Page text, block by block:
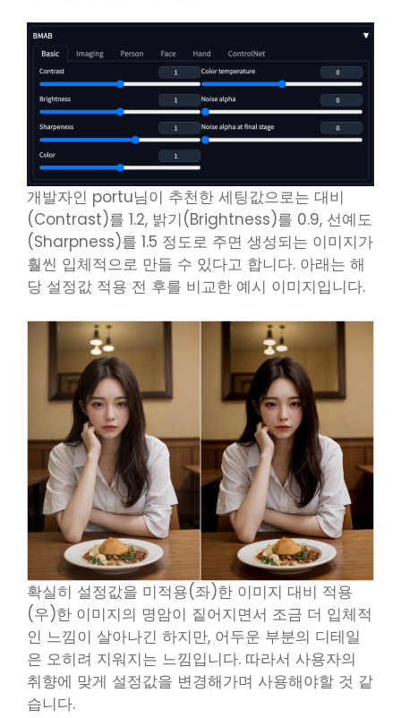
개발자인 portu님이 추천한 세팅값으로는 대비
(Contrast)를 1.2, 밝기(Brightness)를 0.9, 선예도
(Sharpness)를 1.5 정도로 주면 생성되는 이미지가
훨씬 입체적으로 만들 수 있다고 합니다. 아래는 해
당 설정값 적용 전 후를 비교한 예시 이미지입니다.
확실히 설정값을 미적용(좌)한 이미지 대비 적용
(우)한 이미지의 명암이 짙어지면서 조금 더 입체적
인 느낌이 살아나긴 하지만, 어두운 부분의 디테일
은 오히려 지워지는 느낌입니다. 따라서 사용자의
취향에 맞게 설정값을 변경해가며 사용해야할 것 같
습니다.